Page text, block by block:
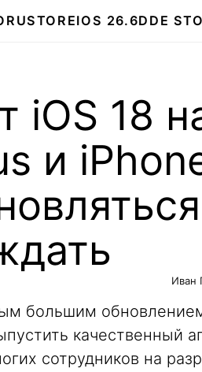
RUSTOREIOS 26.6DDE
iOS 18
и
Иван
большим
качественный
сотрудников на